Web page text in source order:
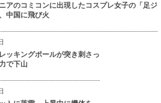
アのコミコンに出現したコスプレ女子の「足ジ
中国に飛び火
ッキングポールが突き刺さっ
で下山